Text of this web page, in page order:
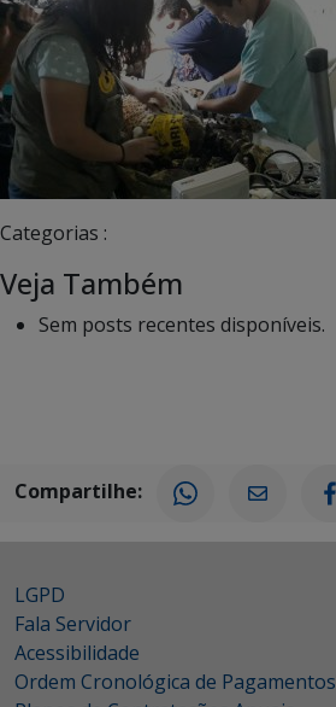
Categorias :
Veja Também
Sem posts recentes disponíveis.
Compartilhe:
LGPD
Fala Servidor
Acessibilidade
Ordem Cronológica de Pagamentos